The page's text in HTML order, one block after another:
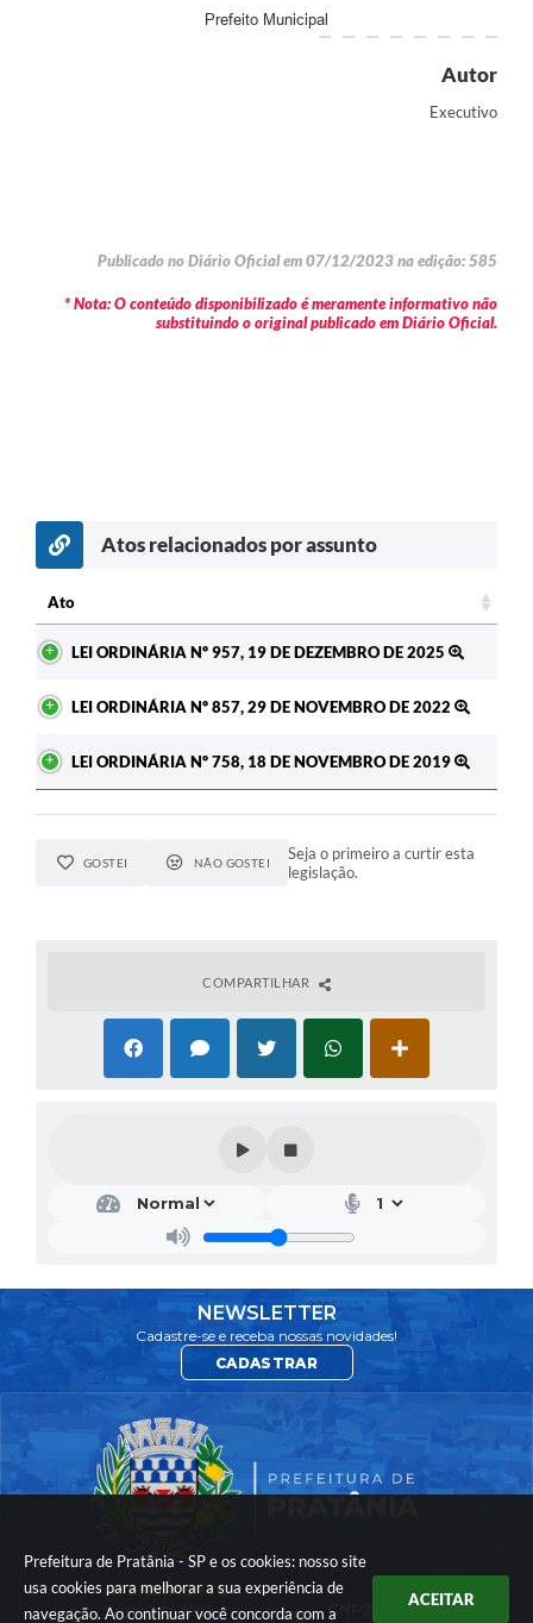
Prefeitura de Pratânia - SP e os cookies: nosso site
usa cookies para melhorar a sua experiência de
navegação. Ao continuar você concorda com a
ACEITAR
Prefeito Municipal
Autor
Executivo
Publicado no Diário Oficial em 07/12/2023 na edição: 585
* Nota: O conteúdo disponibilizado é meramente informativo não
substituindo o original publicado em Diário Oficial.
Atos relacionados por assunto
Ato
LEI ORDINÁRIA Nº 957, 19 DE DEZEMBRO DE 2025
LEI ORDINÁRIA Nº 857, 29 DE NOVEMBRO DE 2022
LEI ORDINÁRIA Nº 758, 18 DE NOVEMBRO DE 2019
GOSTEI NÃO GOSTEI
Seja o primeiro a curtir esta
legislação.
COMPARTILHAR
NEWSLETTER
Cadastre-se e receba nossas novidades!
CADASTRAR
ATENDIMENTO
Segunda-feira a
CNPJ